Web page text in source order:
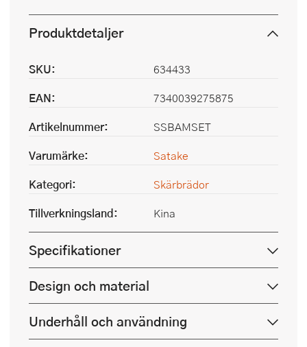
Produktdetaljer
SKU:
634433
EAN:
7340039275875
Artikelnummer:
SSBAMSET
Varumärke:
Satake
Kategori:
Skärbrädor
Tillverkningsland:
Kina
Specifikationer
Design och material
Underhåll och användning